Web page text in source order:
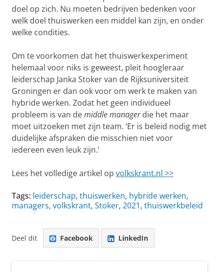
doel op zich. Nu moeten bedrijven bedenken voor
welk doel thuiswerken een middel kan zijn, en onder
welke condities.
Om te voorkomen dat het thuiswerkexperiment
helemaal voor niks is geweest, pleit hoogleraar
leiderschap Janka Stoker van de Rijksuniversiteit
Groningen er dan ook voor om werk te maken van
hybride werken. Zodat het geen individueel
probleem is van demiddle managerdie het maar
moet uitzoeken met zijn team. ‘Er is beleid nodig met
duidelijke afspraken die misschien niet voor
iedereen even leuk zijn.’
Lees het volledige artikel op volkskrant.nl >>
Tags: leiderschap, thuiswerken, hybride werken,
managers, volkskrant, Stoker, 2021, thuiswerkbeleid
Deel dit Facebook LinkedIn